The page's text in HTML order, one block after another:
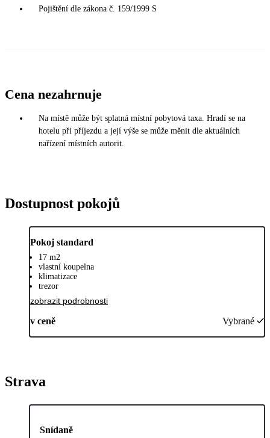
Pojištění dle zákona č. 159/1999 S
Cena nezahrnuje
Na místě může být splatná místní pobytová taxa. Hradí se na
hotelu při příjezdu a její výše se může měnit dle aktuálních
nařízení místních autorit.
Dostupnost pokojů
Pokoj standard
17 m2
vlastní koupelna
klimatizace
trezor
zobrazit podrobnosti
v ceně Vybrané
Strava
Snídaně